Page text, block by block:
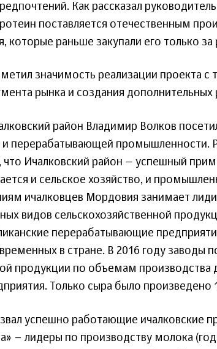
Как рассказал
поставляется отечественным
которые раньше закупали его только
значимость реализации проекта с
рынка и создания дополнительных
район Владимир Волков
и перерабатывающей промышленности.
что Ичалковский район – успешный
и сельское хозяйство, и
ичалковцев Мордовия занимает
видов сельскохозяйственной
перерабатывающие
в стране. В 2016 году заводы
продукции по объемам производства
Только сыра было произведено
успешно работающие ичалковские
– лидеры по производству молока